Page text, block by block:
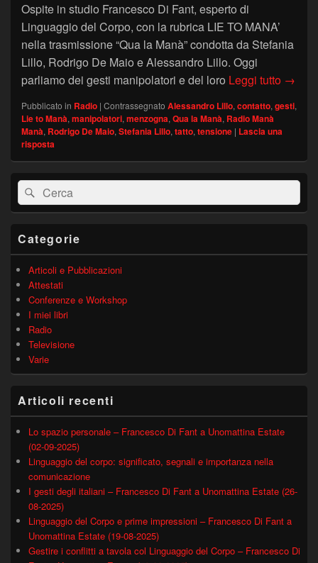
Ospite in studio Francesco Di Fant, esperto di
Linguaggio del Corpo, con la rubrica LIE TO MANA’
nella trasmissione “Qua la Manà” condotta da Stefania
Lillo, Rodrigo De Maio e Alessandro Lillo. Oggi
parliamo dei gesti manipolatori e del loro Leggi tutto I
→
Pubblicato in Radio | Contrassegnato Alessandro Lillo,contatto,gesti,
Lie to Manà,manipolatori,menzogna,Qua la Manà, Radio Manà
Manà, Rodrigo De Maio,Stefania Lillo,tatto,tensione | Lascia una
risposta
Area
widget
barra
Cerca:Cerca
Categorie
Articoli e Pubblicazioni
Attestati
Conferenze e Workshop
I miei libri
Radio
Televisione
Varie
Articoli recenti
Lo spazio personale – Francesco Di Fant a Unomattina Estate
(02-09-2025)
Linguaggio del corpo: significato, segnali e importanza nella
comunicazione
I gesti degli italiani – Francesco Di Fant a Unomattina Estate (26-
08-2025)
Linguaggio del Corpo e prime impressioni – Francesco Di Fant a
Unomattina Estate (19-08-2025)
Gestire i conflitti a tavola col Linguaggio del Corpo – Francesco Di